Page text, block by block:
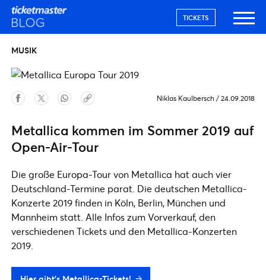
TICKETS
MUSIK
Niklas Kaulbersch / 24.09.2018
Metallica kommen im Sommer 2019 auf
Open-Air-Tour
Die große Europa-Tour von Metallica hat auch vier
Deutschland-Termine parat. Die deutschen Metallica-
Konzerte 2019 finden in Köln, Berlin, München und
Mannheim statt. Alle Infos zum Vorverkauf, den
verschiedenen Tickets und den Metallica-Konzerten
2019.